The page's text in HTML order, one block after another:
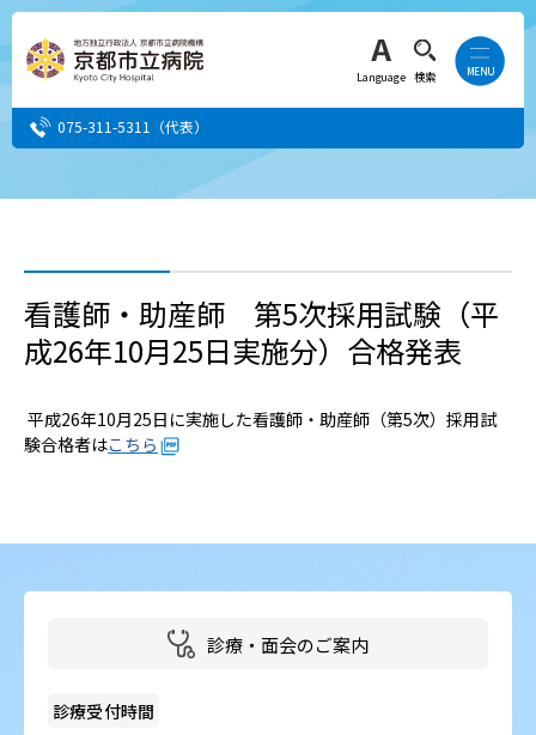
Language 検索
075-311-5311 （代表）
人間ドック希望の方
当院へ就職希望の方
病院の概要
看護師・助産師 第5次採用試験（平
成26年10月25日実施分）合格発表
平成26年10月25日に実施した看護師・助産師（第5次）採用試
験合格者はこちら
診療・面会のご案内
診療受付時間